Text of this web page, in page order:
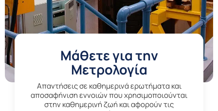
Μάθετε για την
Μετρολογία
Aπαντήσεις σε καθημερινά ερωτήματα και
αποσαφήνιση εννοιών που χρησιμοποιούνται
στην καθημερινή ζωή και αφορούν τις